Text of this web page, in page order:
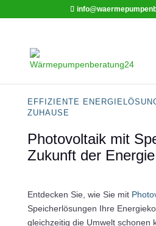
EFFIZIENTE
ZUHAUSE
Photovoltaik mit
Zukunft der Energie
Entdecken Sie, wie Sie mit
Speicherlösungen Ihre
gleichzeitig die Umwelt schonen